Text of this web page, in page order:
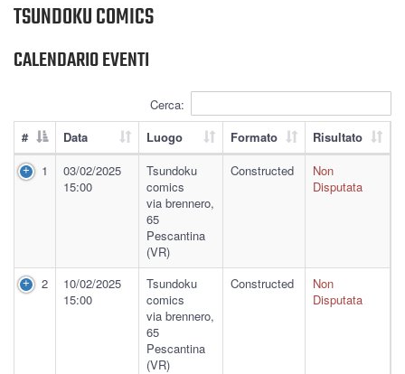
TSUNDOKU COMICS
CALENDARIO EVENTI
Cerca:
#
Data Luogo Formato
Risultato
1
03/02/2025
15:00
Tsundoku
comics
via brennero,
65
Pescantina
(VR)
Constructed
Non
Disputata
2
10/02/2025
15:00
Tsundoku
comics
via brennero,
65
Pescantina
(VR)
Constructed
Non
Disputata